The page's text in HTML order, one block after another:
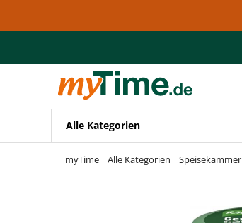
Zur Navigation springen
Alle Kategorien
myTime Alle Kategorien Speisekammer